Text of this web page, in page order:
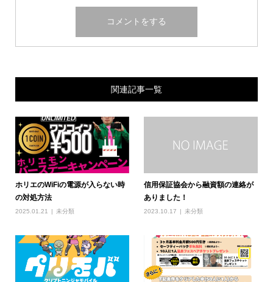
関連記事一覧
ホリエのWiFiの電源が入らない時
の対処方法
2025.01.21 未分類
信用保証協会から融資額の連絡が
ありました！
2023.10.17 未分類